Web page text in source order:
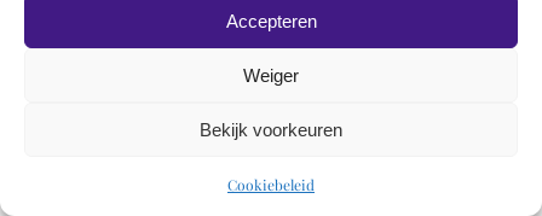
Accepteren
Weiger
Bekijk voorkeuren
Cookiebeleid